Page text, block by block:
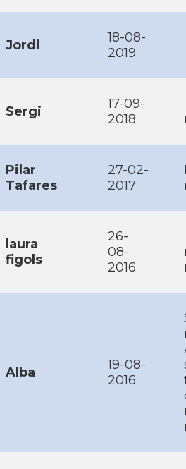
Jordi
18-08-
2019
Sergi
17-09-
2018
Pilar
Tafares
27-02-
2017
laura
figols
26-
08-
2016
Alba
19-08-
2016